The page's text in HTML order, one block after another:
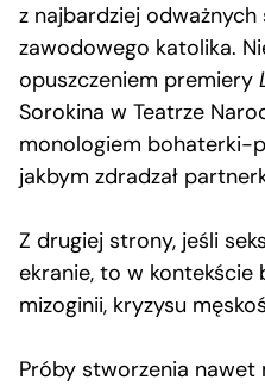
z najbardziej odważnych
zawodowego katolika.
opuszczeniem premiery
Sorokina w Teatrze
monologiem bohaterki-
jakbym zdradzał
Z drugiej strony, jeśli
ekranie, to w kontekście
mizoginii, kryzysu
Próby stworzenia